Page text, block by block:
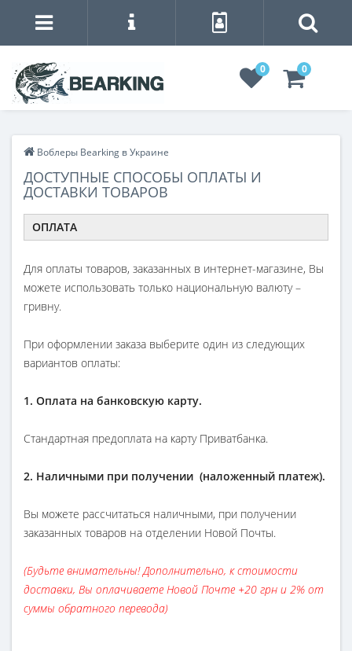
0 0
Воблеры Bearking в Украине
ДОСТУПНЫЕ СПОСОБЫ ОПЛАТЫ И
ДОСТАВКИ ТОВАРОВ
ОПЛАТА
Для оплаты товаров, заказанных в интернет-магазине, Вы
можете использовать только национальную валюту –
гривну.
При оформлении заказа выберите один из следующих
вариантов оплаты:
1. Оплата на банковскую карту.
Стандартная предоплата на карту Приватбанка.
2. Наличными при получении (наложенный платеж).
Вы можете рассчитаться наличными, при получении
заказанных товаров на отделении Новой Почты.
(Будьте внимательны! Дополнительно, к стоимости
доставки, Вы оплачиваете Новой Почте +20 грн и 2% от
суммы обратного перевода)